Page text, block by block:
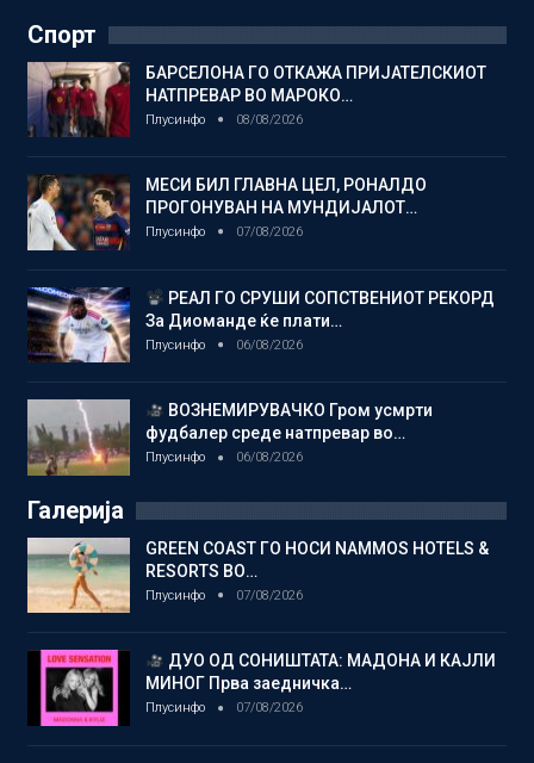
Спорт
БАРСЕЛОНА ГО ОТКАЖА ПРИЈАТЕЛСКИОТ
НАТПРЕВАР ВО МАРОКО…
Плусинфо 08/08/2026
МЕСИ БИЛ ГЛАВНА ЦЕЛ, РОНАЛДО
ПРОГОНУВАН НА МУНДИЈАЛОТ…
Плусинфо 07/08/2026
РЕАЛ ГО СРУШИ СОПСТВЕНИОТ РЕКОРД
За Диоманде ќе плати…
Плусинфо 06/08/2026
ВОЗНЕМИРУВАЧКО Гром усмрти
фудбалер среде натпревар во…
Плусинфо 06/08/2026
Галерија
GREEN COAST ГО НОСИ NAMMOS HOTELS &
RESORTS ВО…
Плусинфо 07/08/2026
ДУО ОД СОНИШТАТА: МАДОНА И КАЈЛИ
МИНОГ Прва заедничка…
Плусинфо 07/08/2026